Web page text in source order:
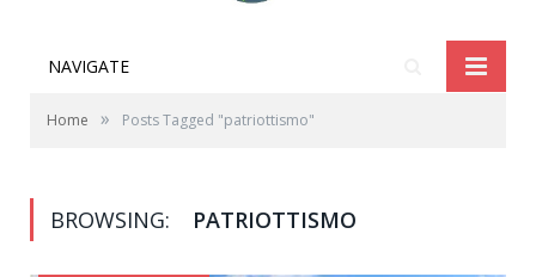
NAVIGATE
Home » Posts Tagged "patriottismo"
BROWSING: PATRIOTTISMO